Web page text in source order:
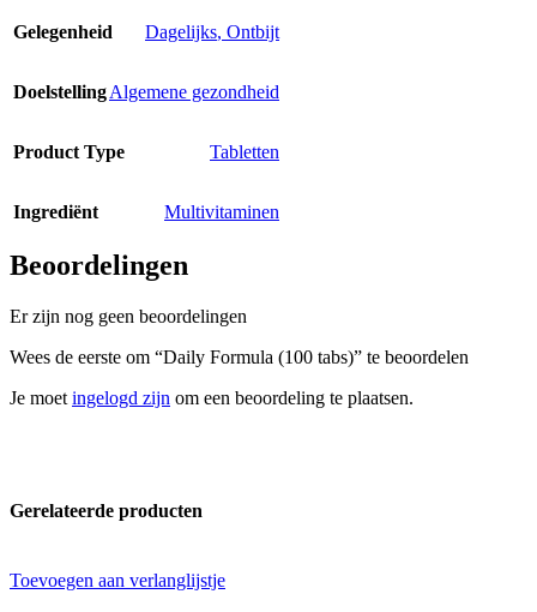
Gelegenheid Dagelijks, Ontbijt
DoelstellingAlgemene gezondheid
Product Type Tabletten
Ingrediënt Multivitaminen
Beoordelingen
Er zijn nog geen beoordelingen
Wees de eerste om “Daily Formula (100 tabs)” te beoordelen
Je moet ingelogd zijn om een beoordeling te plaatsen.
Gerelateerde producten
Toevoegen aan verlanglijstje